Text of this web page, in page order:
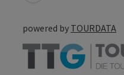
powered by TOURDATA